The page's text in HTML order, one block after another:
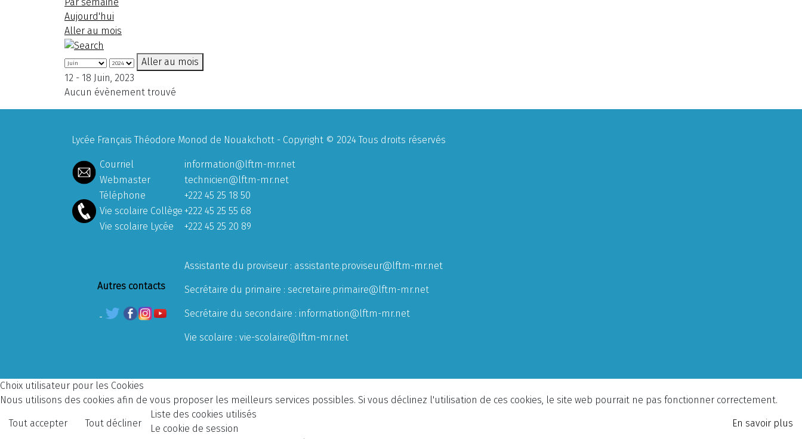
Par semaine
Aujourd'hui
Aller au mois
Aller au mois
12 - 18 Juin, 2023
Aucun évènement trouvé
Lycée Français Théodore Monod de Nouakchott - Copyright © 2024 Tous droits réservés
Courriel
information@lftm-mr.net
Webmaster
technicien@lftm-mr.net
Téléphone
+222 45 25 18 50
Vie scolaire Collège +222 45 25 55 68
Vie scolaire Lycée
+222 45 25 20 89
Autres contacts
Assistante du proviseur : assistante.proviseur@lftm-mr.net
Secrétaire du primaire : secretaire.primaire@lftm-mr.net
Secrétaire du secondaire : information@lftm-mr.net
Vie scolaire : vie-scolaire@lftm-mr.net
Choix utilisateur pour les Cookies
Nous utilisons des cookies afin de vous proposer les meilleurs services possibles. Si vous déclinez l'utilisation de ces cookies, le site web pourrait ne pas fonctionner correctement.
Tout accepter Tout décliner En savoir plus
Liste des cookies utilisés
Le cookie de session